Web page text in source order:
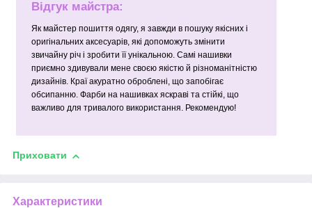
Відгук майстра:
Як майстер пошиття одягу, я завжди в пошуку якісних і
оригінальних аксесуарів, які допоможуть змінити
звичайну річ і зробити її унікальною. Самі нашивки
приємно здивували мене своєю якістю й різноманітністю
дизайнів. Краї акуратно оброблені, що запобігає
обсипанню. Фарби на нашивках яскраві та стійкі, що
важливо для тривалого використання. Рекомендую!
Приховати
Характеристики